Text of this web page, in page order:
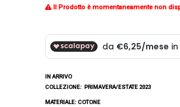
Il Prodotto è momentaneamente non
IN ARRIVO
COLLEZIONE: PRIMAVERA/ESTATE 2023
MATERIALE: COTONE